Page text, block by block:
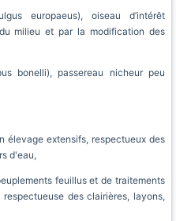
europaeus), oiseau d’intérêt
milieu et par la modification des
bonelli), passereau nicheur peu
élevage extensifs, respectueux des
d'eau,
feuillus et de traitements
des clairières, layons,